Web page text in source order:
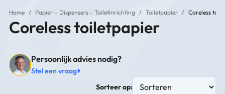
Home / Papier – Dispensers - Toiletinrichting / Toiletpapier / Coreless
Coreless toiletpapier
Persoonlijk advies nodig?
Stel een vraag
Sorteer op: